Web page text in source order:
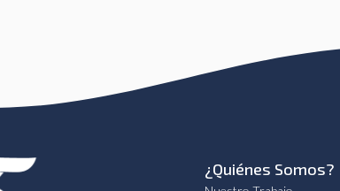
¿Quiénes Somos?